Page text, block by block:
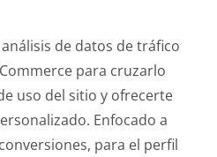
de datos de tráfico
para cruzarlo
uso del sitio y ofrecerte
Enfocado a
para el perfil